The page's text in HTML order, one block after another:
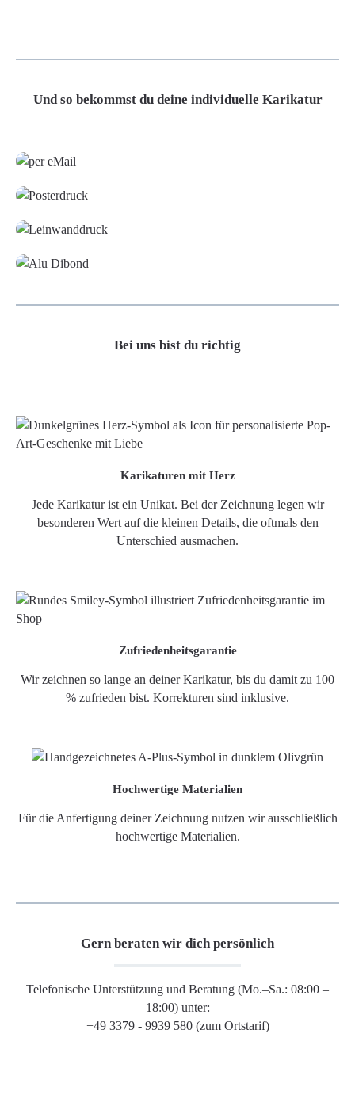
Und so bekommst du deine individuelle Karikatur
Bei uns bist du richtig
Karikaturen mit Herz
Jede Karikatur ist ein Unikat. Bei der Zeichnung legen wir
besonderen Wert auf die kleinen Details, die oftmals den
Unterschied ausmachen.
Zufriedenheitsgarantie
Wir zeichnen so lange an deiner Karikatur, bis du damit zu 100
% zufrieden bist. Korrekturen sind inklusive.
Hochwertige Materialien
Für die Anfertigung deiner Zeichnung nutzen wir ausschließlich
hochwertige Materialien.
Gern beraten wir dich persönlich
Telefonische Unterstützung und Beratung (Mo.–Sa.: 08:00 –
18:00) unter:
+49 3379 - 9939 580 (zum Ortstarif)